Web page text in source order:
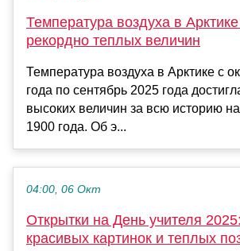
Температура воздуха в
рекордно теплых величин
Температура воздуха в Арктике с
года по сентябрь 2025 года
высоких величин за всю историю
1900 года. Об э...
04:00, 06 Окт
Открытки на День учителя
красивых картинок и теплых